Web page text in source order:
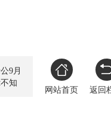
9月
知
网站首页 返回